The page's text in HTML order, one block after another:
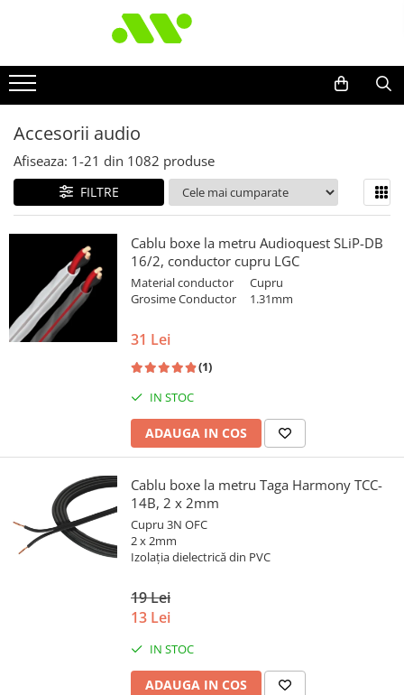
Accesorii audio
Afiseaza: 1-21 din 1082 produse
FILTRE
Cablu boxe la metru Audioquest SLiP-DB
16/2, conductor cupru LGC
Material conductor
Cupru
Grosime Conductor 1.31mm
31 Lei
(1)
IN STOC
ADAUGA IN COS
Cablu boxe la metru Taga Harmony TCC-
14B, 2 x 2mm
Cupru 3N OFC
2 x 2mm
Izolația dielectrică din PVC
19 Lei
13 Lei
IN STOC
ADAUGA IN COS